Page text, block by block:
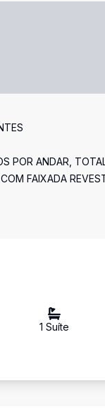
POR ANDAR,
FAIXADA
1 Suíte